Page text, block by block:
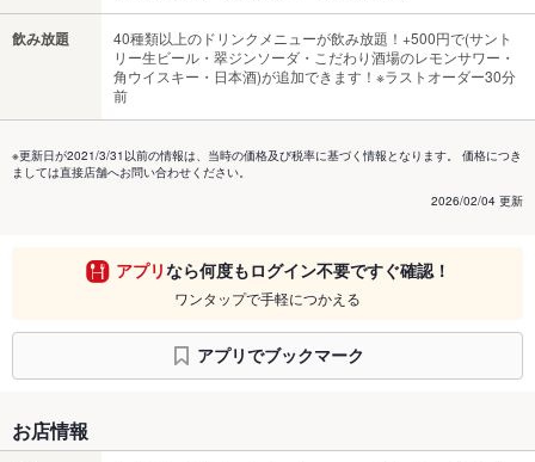
飲み放題
40種類以上のドリンクメニューが飲み放題！+500円で(サント
リー生ビール・翠ジンソーダ・こだわり酒場のレモンサワー・
角ウイスキー・日本酒)が追加できます！※ラストオーダー30分
前
※更新日が2021/3/31以前の情報は、当時の価格及び税率に基づく情報となります。 価格につき
ましては直接店舗へお問い合わせください。
2026/02/04 更新
アプリなら何度もログイン不要ですぐ確認！
ワンタップで手軽につかえる
アプリでブックマーク
お店情報